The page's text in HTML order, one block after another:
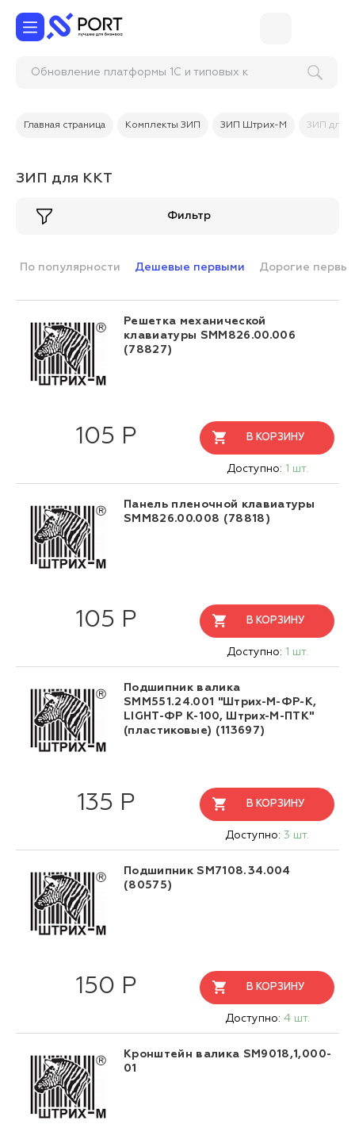
Обновление платформы 1С и т
Главная страница Комплекты ЗИП ЗИП Штрих-М ЗИП для
ЗИП для ККТ
Фильтр
По популярности Дешевые первыми Дорогие
Решетка механической
клавиатуры SMM826.00.006
(78827)
105 Р В КОРЗИНУ
Доступно: 1 шт.
Панель пленочной клавиатуры
SMM826.00.008 (78818)
105 Р В КОРЗИНУ
Доступно: 1 шт.
Подшипник валика
SMM551.24.001 "Штрих-М-ФР-К,
LIGHT-ФР К-100, Штрих-М-ПТК"
(пластиковые) (113697)
135 Р В КОРЗИНУ
Доступно: 3 шт.
Подшипник SM7108.34.004
(80575)
150 Р В КОРЗИНУ
Доступно: 4 шт.
Кронштейн валика SM9018,1,000-
01